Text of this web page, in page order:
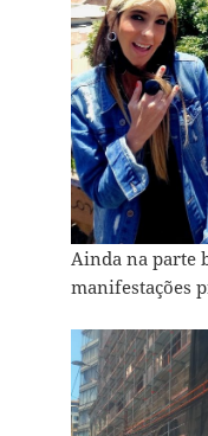
Ainda na parte
manifestações